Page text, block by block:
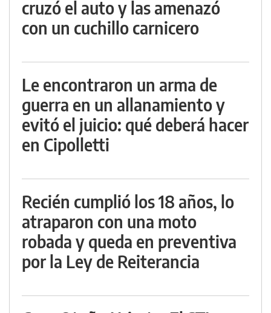
cruzó el auto y las amenazó
con un cuchillo carnicero
Le encontraron un arma de
guerra en un allanamiento y
evitó el juicio: qué deberá hacer
en Cipolletti
Recién cumplió los 18 años, lo
atraparon con una moto
robada y queda en preventiva
por la Ley de Reiterancia